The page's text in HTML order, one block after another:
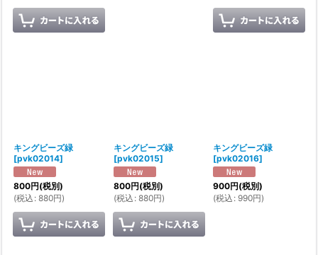
キングビーズ緑
[pvk02014]
800円(税別)
(税込 : 880円)
キングビーズ緑
[pvk02015]
800円(税別)
(税込 : 880円)
キングビーズ緑
[pvk02016]
900円(税別)
(税込 : 990円)